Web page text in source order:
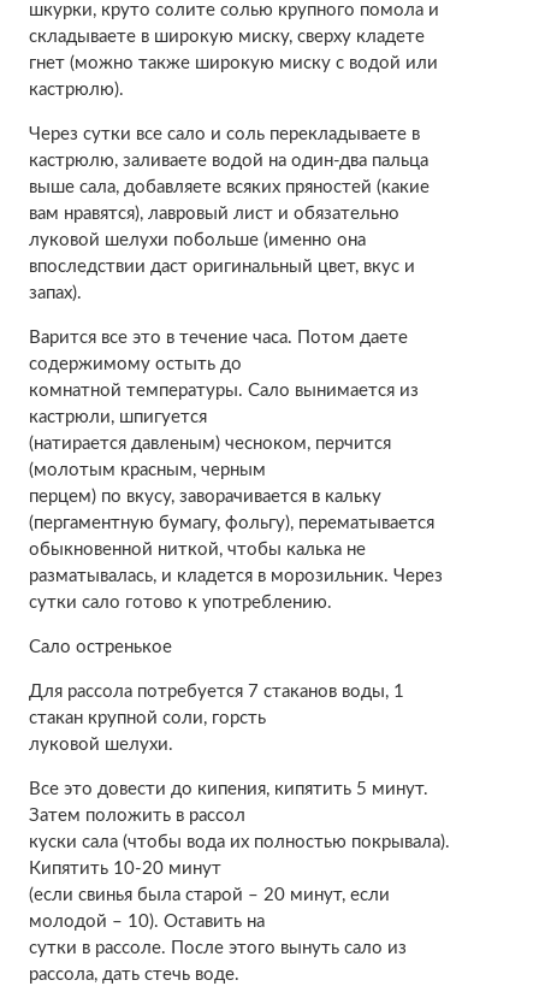
шкурки, круто солите солью крупного помола и
складываете в широкую миску, сверху кладете
гнет (можно также широкую миску с водой или
кастрюлю).
Через сутки все сало и соль перекладываете в
кастрюлю, заливаете водой на один-два пальца
выше сала, добавляете всяких пряностей (какие
вам нравятся), лавровый лист и обязательно
луковой шелухи побольше (именно она
впоследствии даст оригинальный цвет, вкус и
запах).
Варится все это в течение часа. Потом даете
содержимому остыть до
комнатной температуры. Сало вынимается из
кастрюли, шпигуется
(натирается давленым) чесноком, перчится
(молотым красным, черным
перцем) по вкусу, заворачивается в кальку
(пергаментную бумагу, фольгу), перематывается
обыкновенной ниткой, чтобы калька не
разматывалась, и кладется в морозильник. Через
сутки сало готово к употреблению.
Сало остренькое
Для рассола потребуется 7 стаканов воды, 1
стакан крупной соли, горсть
луковой шелухи.
Все это довести до кипения, кипятить 5 минут.
Затем положить в рассол
куски сала (чтобы вода их полностью покрывала).
Кипятить 10-20 минут
(если свинья была старой – 20 минут, если
молодой – 10). Оставить на
сутки в рассоле. После этого вынуть сало из
рассола, дать стечь воде.